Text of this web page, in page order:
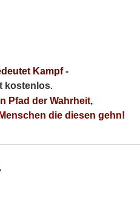
Kampf-
kostenlos.
Pfad der Wahrheit,
die diesen gehn!